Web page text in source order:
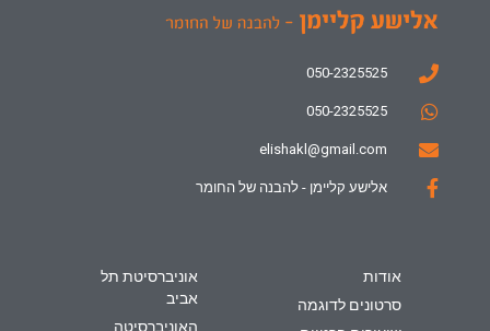
050-2325525
050-2325525
elishakl@gmail.com
אלישע קליימן - להבנה של החומר
אודות
סרטונים לדוגמה
אוניברסיטת תל
אביב
האוניברסיטה